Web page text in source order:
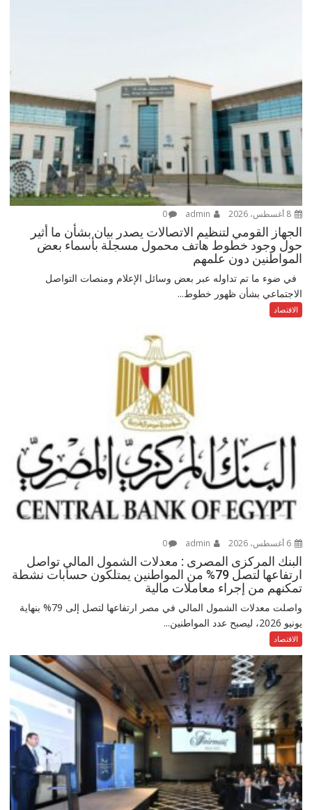
8 أغسطس، 2026 0
الجهاز القومي لتنظيم الاتصالات يصدر بيان بشأن ما أثير
حول وجود خطوط هاتف محمول مسجلة بأسماء بعض
المواطنين دون علمهم
في ضوء ما تم تداوله عبر بعض وسائل الإعلام ومنصات التواصل
الاجتماعي بشأن ظهور خطوط...
الاقتصاد
6 أغسطس، 2026 0
البنك المركزى المصرى : معدلات الشمول المالي تواصل
ارتفاعها لتصل 79% من المواطنين يمتلكون حسابات نشطة
تمكنهم من إجراء معاملات مالية
واصلت معدلات الشمول المالي في مصر ارتفاعها لتصل إلى 79% بنهاية
يونيو 2026، ليصبح عدد المواطنين...
الاقتصاد